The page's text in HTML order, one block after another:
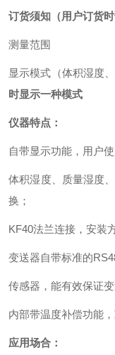
订货须知 （用户订货
测量范围
显示模式 （体积湿度、
时显示一种模式
仪器特点：
自带显示功能，用户
体积湿度、质量湿度
换；
KF40法兰连接，安装
变送器自带标准的
传感器，能有效保证
内部带温度补偿功能
应用场合：